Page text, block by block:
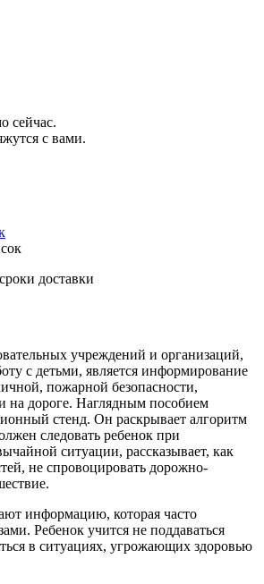
сейчас.
с вами.
доставки
учреждений и организаций,
с детьми, является информирование
пожарной безопасности,
на дороге. Наглядным пособием
стенд. Он раскрывает алгоритм
следовать ребенок при
ситуации, рассказывает, как
не спровоцировать дорожно-
информацию, которая часто
Ребенок учится не поддаваться
в ситуациях, угрожающих здоровью